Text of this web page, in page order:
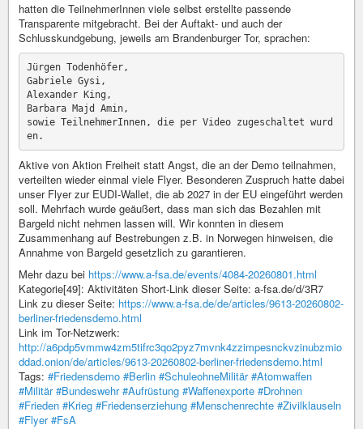
hatten die TeilnehmerInnen viele selbst erstellte passende
Transparente mitgebracht. Bei der Auftakt- und auch der
Schlusskundgebung, jeweils am Brandenburger Tor, sprachen:
Jürgen Todenhöfer,
Gabriele Gysi,
Alexander King,
Barbara Majd Amin,
sowie TeilnehmerInnen, die per Video zugeschaltet wurd
Aktive von Aktion Freiheit statt Angst, die an der Demo teilnahmen,
verteilten wieder einmal viele Flyer. Besonderen Zuspruch hatte dabei
unser Flyer zur EUDI-Wallet, die ab 2027 in der EU eingeführt werden
soll. Mehrfach wurde geäußert, dass man sich das Bezahlen mit
Bargeld nicht nehmen lassen will. Wir konnten in diesem
Zusammenhang auf Bestrebungen z.B. in Norwegen hinweisen, die
Annahme von Bargeld gesetzlich zu garantieren.
Mehr dazu bei https://www.a-fsa.de/events/4084-20260801.html
Kategorie[49]: Aktivitäten Short-Link dieser Seite: a-fsa.de/d/3R7
Link zu dieser Seite: https://www.a-fsa.de/de/articles/9613-20260802-
berliner-friedensdemo.html
Link im Tor-Netzwerk:
http://a6pdp5vmmw4zm5tifrc3qo2pyz7mvnk4zzimpesnckvzinubzmio
ddad.onion/de/articles/9613-20260802-berliner-friedensdemo.html
Tags: #Friedensdemo #Berlin #SchuleohneMilitär #Atomwaffen
#Militär #Bundeswehr #Aufrüstung #Waffenexporte #Drohnen
#Frieden #Krieg #Friedenserziehung #Menschenrechte #Zivilklauseln
#Flyer #FsA